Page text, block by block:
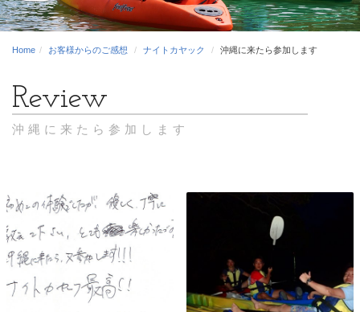
Home お客様からのご感想 ナイトカヤック 沖縄に来たら参加します
沖縄に来たら参加します